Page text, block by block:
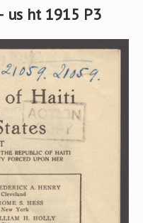
us ht 1915 P3